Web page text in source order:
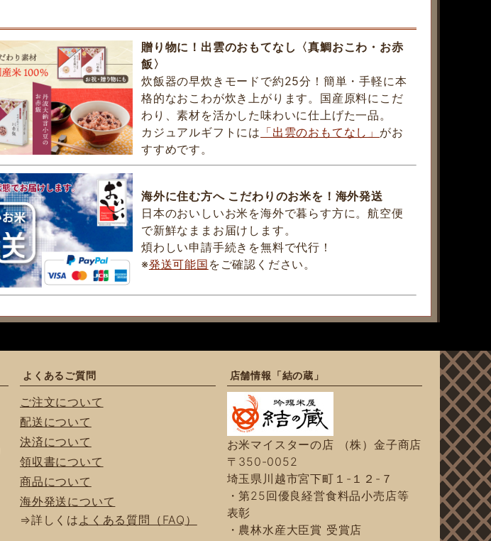
贈り物に！出雲のおもてなし〈真鯛おこわ・お赤
飯〉
炊飯器の早炊きモードで約25分！簡単・手軽に本
格的なおこわが炊き上がります。国産原料にこだ
わり、素材を活かした味わいに仕上げた一品。
カジュアルギフトには 「出雲のおもてなし」 がお
すすめです。
海外に住む方へ こだわりのお米を！海外発送
日本のおいしいお米を海外で暮らす方に。航空便
で新鮮なままお届けします。
煩わしい申請手続きを無料で代行！
※発送可能国 をご確認ください。
よくあるご質問
ご注文について
配送について
決済について
領収書について
商品について
海外発送について
⇒詳しくは よくある質問（FAQ）
店舗情報「結の蔵」
お米マイスターの店 （株）金子商店
〒350-0052
埼玉県川越市宮下町１-１２-７
・第25回優良経営食料品小売店等
表彰
・農林水産大臣賞 受賞店